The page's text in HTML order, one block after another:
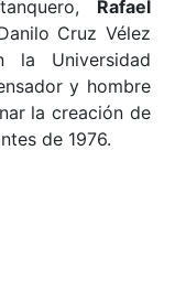
Rafael
Cruz Vélez
la Universidad
y hombre
la creación de
de 1976.